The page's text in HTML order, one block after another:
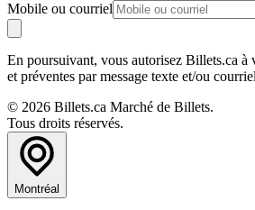
Mobile ou courriel
En poursuivant, vous autorisez Billets.ca à
et préventes par message texte et/ou
© 2026 Billets.ca Marché de Billets.
Tous droits réservés.
Montréal